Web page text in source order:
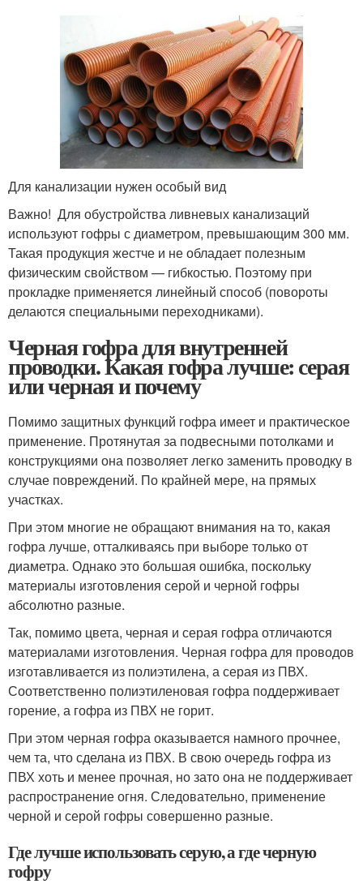
Для канализации нужен особый вид
Важно! Для обустройства ливневых канализаций
используют гофры с диаметром, превышающим 300 мм.
Такая продукция жестче и не обладает полезным
физическим свойством — гибкостью. Поэтому при
прокладке применяется линейный способ (повороты
делаются специальными переходниками).
Черная гофра для внутренней
проводки. Какая гофра лучше: серая
или черная и почему
Помимо защитных функций гофра имеет и практическое
применение. Протянутая за подвесными потолками и
конструкциями она позволяет легко заменить проводку в
случае повреждений. По крайней мере, на прямых
участках.
При этом многие не обращают внимания на то, какая
гофра лучше, отталкиваясь при выборе только от
диаметра. Однако это большая ошибка, поскольку
материалы изготовления серой и черной гофры
абсолютно разные.
Так, помимо цвета, черная и серая гофра отличаются
материалами изготовления. Черная гофра для проводов
изготавливается из полиэтилена, а серая из ПВХ.
Соответственно полиэтиленовая гофра поддерживает
горение, а гофра из ПВХ не горит.
При этом черная гофра оказывается намного прочнее,
чем та, что сделана из ПВХ. В свою очередь гофра из
ПВХ хоть и менее прочная, но зато она не поддерживает
распространение огня. Следовательно, применение
черной и серой гофры совершенно разные.
Где лучше использовать серую, а где черную
гофру